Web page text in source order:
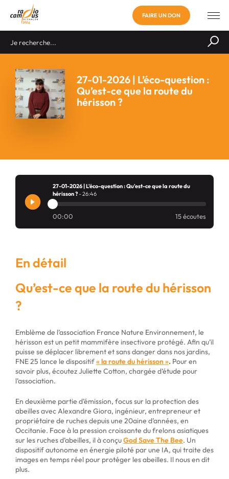
FAIRE UN DON
27-01-2026 | L’éco-question :
Qu’est-ce que la route du
hérisson ?
27-01-2026 | L'éco-question : Qu'est-ce que la route du
hérisson ?- 26:46
00:00 15 écoutes
En détail
Qu’est-ce que la route du hérisson
?
Emblème de l’association France Nature Environnement, le
hérisson est un petit mammifère insectivore protégé. Afin qu’il
puisse se déplacer librement et sans danger dans nos jardins,
FNE 25 lance le dispositif« la route du hérisson ». Pour en
savoir plus, écoutezJuliette Cotton, chargée d’étude pour
l’association.
En deuxième partie d’émission, focus sur la protection des
abeilles avecAlexandre Giora, ingénieur, entrepreneur et
propriétaire de ruches depuis une 20aine d’années, en
Occitanie. Face à la pression croissante du frelons asiatiques
sur les ruches d’abeilles, il à conçuGod Save The Bee. Un
dispositif autonome en énergie piloté par une IA, qui traite des
images en temps réel pour protéger les abeilles. Il nous en dit
plus.